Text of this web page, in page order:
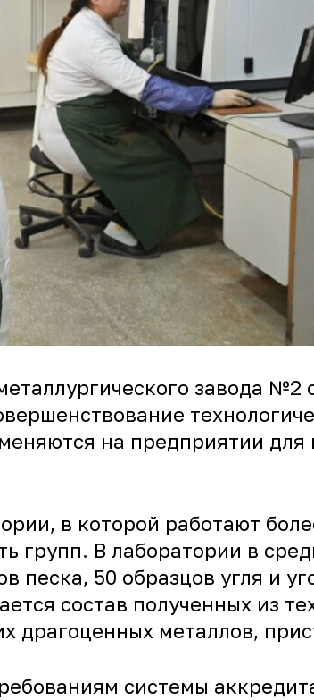
завода №2
на предприятии
в которой работают
групп. В лаборатории в
песка, 50 образцов угля и
состав полученных из
драгоценных металлов,
системы